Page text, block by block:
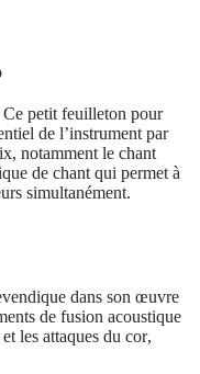
petit feuilleton pour
de l’instrument par
notamment le chant
de chant qui permet à
simultanément.
dans son œuvre
de fusion acoustique
les attaques du cor,